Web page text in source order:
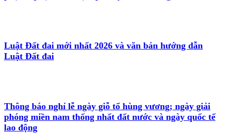
Luật Đất đai mới nhất 2026 và văn bản hướng dẫn
Luật Đất đai
Thông báo nghỉ lễ ngày giỗ tổ hùng vương; ngày giải
phóng miền nam thống nhất đất nước và ngày quốc tế
lao động